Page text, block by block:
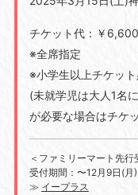
チケット代：￥
※全席指定
※小学生以上チケッ
(未就学児は大人1名
が必要な場合はチケ
＜ファミリーマート先行
受付期間：〜12月9日(月
≫ イープラス